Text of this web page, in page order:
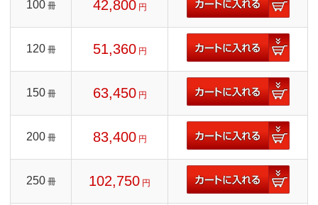
100 冊 42,800 円
120 冊 51,360 円
150 冊 63,450 円
200 冊 83,400 円
250 冊 102,750 円